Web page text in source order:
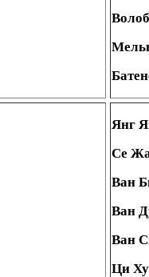
Янг
Се
Ван
Ван
Ван
Ци